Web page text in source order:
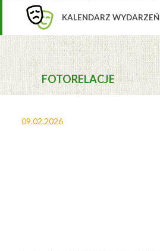
KALENDARZ WYDARZEŃ
FOTORELACJE
09.02.2026